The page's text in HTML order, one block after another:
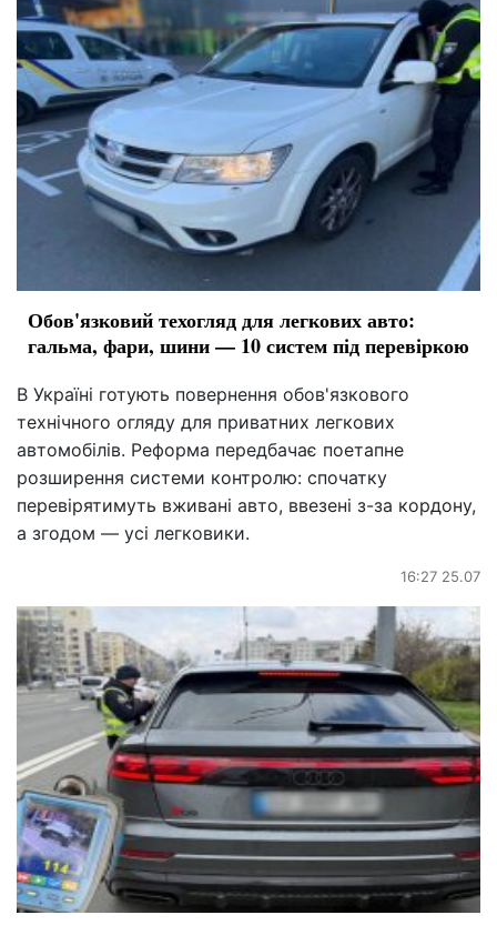
Обов'язковий техогляд для легкових авто:
гальма, фари, шини — 10 систем під перевіркою
В Україні готують повернення обов'язкового
технічного огляду для приватних легкових
автомобілів. Реформа передбачає поетапне
розширення системи контролю: спочатку
перевірятимуть вживані авто, ввезені з-за кордону,
а згодом — усі легковики.
16:27 25.07